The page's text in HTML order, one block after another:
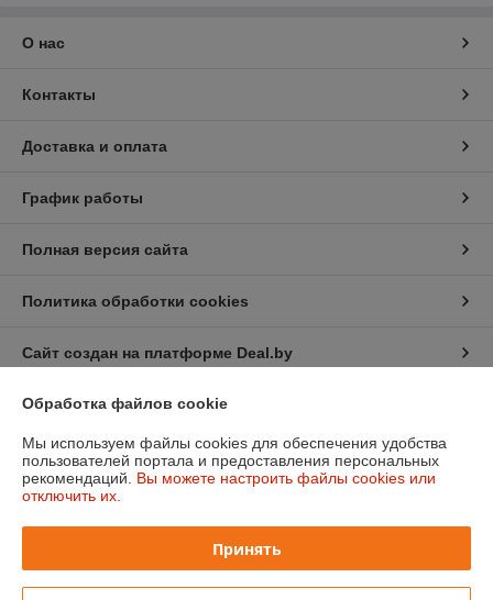
О нас
Контакты
Доставка и оплата
График работы
Полная версия сайта
Политика обработки cookies
Сайт создан на платформе Deal.by
Юридическое лицо:Общество с ограниченной ответственностью
"ХэппиШеф"
220028, г. Минск ул. Маяковского , дом111, пом. 122
Регистрационный номер ЕГР: 193011378
Регистрационный орган: Минский горисполком
Обработка файлов cookie
Мы используем файлы cookies для обеспечения удобства
пользователей портала и предоставления персональных
рекомендаций. Вы можете настроить файлы cookies или
отключить их.
Принять